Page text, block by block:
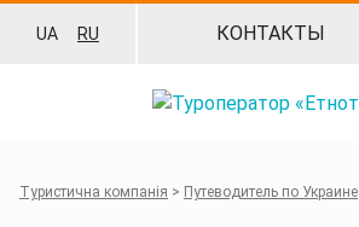
UA RU КОНТАКТЫ
Туристична компанія > Путеводитель по Украине